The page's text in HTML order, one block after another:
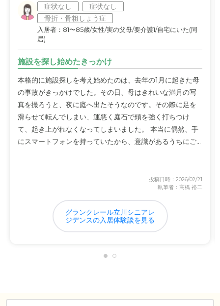
症状なし
症状なし
骨折・骨粗しょう症
入居者：81〜85歳/女性/実の父母/要介護1/自宅にいた(同
居)
施設を探し始めたきっかけ
本格的に施設探しを考え始めたのは、去年の1月に起きた母
の事故がきっかけでした。その日、母はきれいな満月の写
真を撮ろうと、夜に庭へ出たそうなのです。その際に足を
滑らせて転んでしまい、運悪く庭石で頭を強く打ちつけ
て、起き上がれなくなってしまいました。 本当に偶然、手
にスマートフォンを持っていたから、意識があるうちにご...
投稿日時：2026/02/21
執筆者：高橋 裕二
グランクレール立川シニアレ
ジデンスの入居体験談を見る